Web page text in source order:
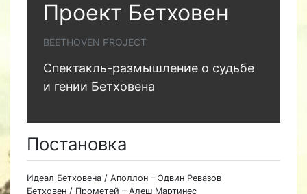
Проект Бетховен
BEETHOVEN PROJECT
Спектакль-размышление о судьбе
и гении Бетховена
Постановка
Идеал Бетховена / Аполлон – Эдвин Ревазов
Бетховен / Прометей – Алеш Мартинес